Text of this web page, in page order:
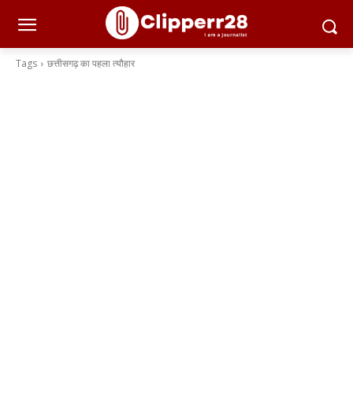
Tags छत्तीसगढ़ का पहला त्यौहार